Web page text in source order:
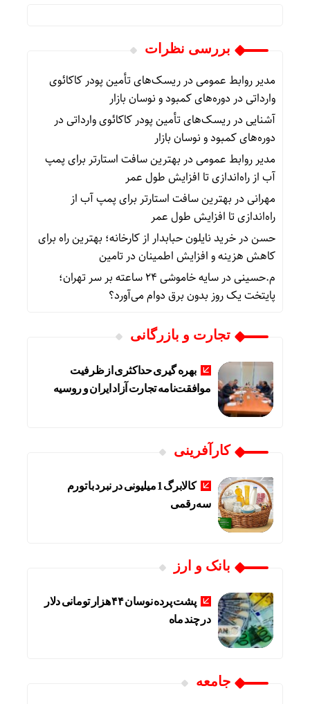
بررسی نظرات
مدیر روابط عمومیدرریسک‌های تأمین پودر کاکائوی
وارداتی در دوره‌های کمبود و نوسان بازار
آشناییدرریسک‌های تأمین پودر کاکائوی وارداتی در
دوره‌های کمبود و نوسان بازار
مدیر روابط عمومیدر بهترین سافت استارتر برای پمپ
آب از راه‌اندازی تا افزایش طول عمر
مهرانیدر بهترین سافت استارتر برای پمپ آب از
راه‌اندازی تا افزایش طول عمر
حسندرخرید نایلون حبابدار از کارخانه؛ بهترین راه برای
کاهش هزینه و افزایش اطمینان در تامین
م.حسینیدر
سایه خاموشی ۲۴ ساعته بر سر تهران؛
پایتخت یک روز بدون برق دوام می‌آورد؟
تجارت و بازرگانی
بهره گیری حداکثری از ظرفیت
موافقت‌نامه تجارت آزاد ایران و روسیه
کارآفرینی
کالابرگ 1 میلیونی در نبرد با تورم
سه‌رقمی
بانک و ارز
پشت پرده نوسان ۴۴ هزار تومانی دلار
در چند ماه
جامعه